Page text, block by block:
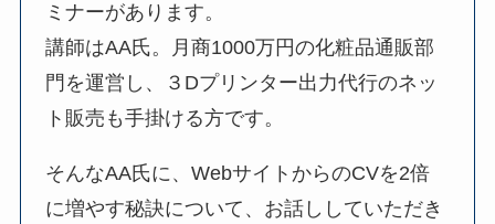
ミナーがあります。
講師はAA氏。月商1000万円の化粧品通販部
門を運営し、３Dプリンター出力代行のネッ
ト販売も手掛ける方です。
そんなAA氏に、WebサイトからのCVを2倍
に増やす秘訣について、お話ししていただき